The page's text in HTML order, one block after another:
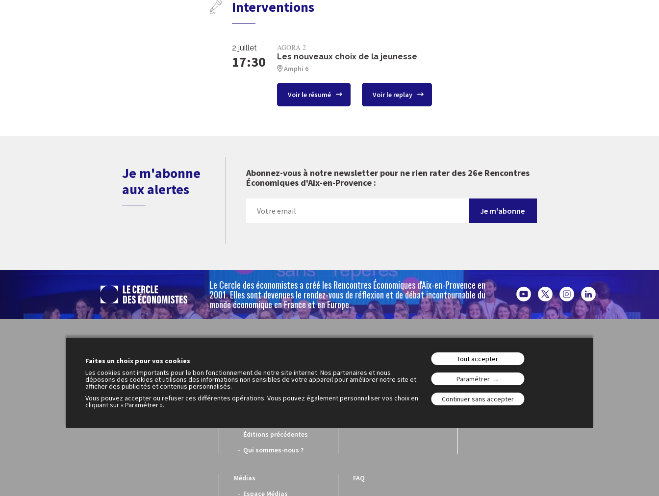
Interventions
2 juillet
17:30
AGORA 2
Les nouveaux choix de la jeunesse
Amphi 6
Voir le résumé Voir le replay
Je m'abonne
aux alertes
Abonnez-vous à notre newsletter pour ne rien rater des 26e Rencontres
Économiques d'Aix-en-Provence :
Le Cercle des économistes a créé les Rencontres Économiques d'Aix-en-Provence en
2001. Elles sont devenues le rendez-vous de réflexion et de débat incontournable du
monde économique en France et en Europe.
Intervenants
Dialogue économique
mondial
Éditions précédentes
Qui sommes-nous ?
Le programme
Médias
Espace Médias
FAQ
Faites un choix pour vos cookies
Les cookies sont importants pour le bon fonctionnement de notre site internet. Nos partenaires et nous
déposons des cookies et utilisons des informations non sensibles de votre appareil pour améliorer notre site et
afficher des publicités et contenus personnalisés.
Vous pouvez accepter ou refuser ces différentes opérations. Vous pouvez également personnaliser vos choix en
cliquant sur « Paramétrer ».
Tout accepter
Paramétrer
Continuer sans accepter